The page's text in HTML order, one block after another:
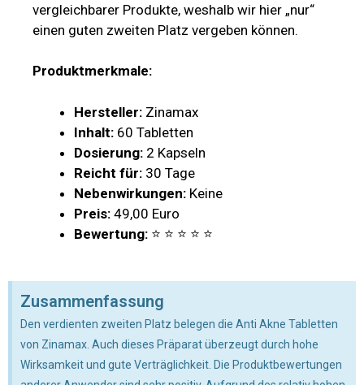
vergleichbarer Produkte, weshalb wir hier „nur“
einen guten zweiten Platz vergeben können.
Produktmerkmale:
Hersteller: Zinamax
Inhalt: 60 Tabletten
Dosierung: 2 Kapseln
Reicht für: 30 Tage
Nebenwirkungen: Keine
Preis: 49,00 Euro
Bewertung: ⭐ ⭐ ⭐ ⭐ ⭐
Zusammenfassung
Den verdienten zweiten Platz belegen die Anti Akne Tabletten
von Zinamax. Auch dieses Präparat überzeugt durch hohe
Wirksamkeit und gute Verträglichkeit. Die Produktbewertungen